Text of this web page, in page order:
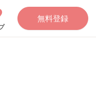
無料登録